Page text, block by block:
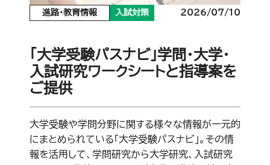
進路・教育情報 入試対策 2026/07/10
「大学受験パスナビ」学問・大学・
入試研究ワークシートと指導案を
ご提供
大学受験や学問分野に関する様々な情報が一元的
にまとめられている「大学受験パスナビ」。その情
報を活用して、学問研究から大学研究、入試研究